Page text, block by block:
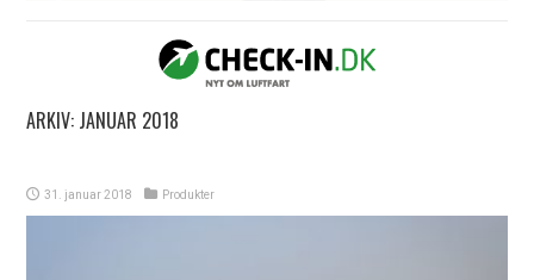
ARKIV: JANUAR 2018
31. januar 2018 Produkter